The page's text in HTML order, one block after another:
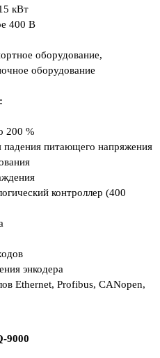
кВт
400 В
оборудование,
оборудование
200 %
падения питающего напряжения
контроллер (400
энкодера
Ethernet, Profibus, CANopen,
9000